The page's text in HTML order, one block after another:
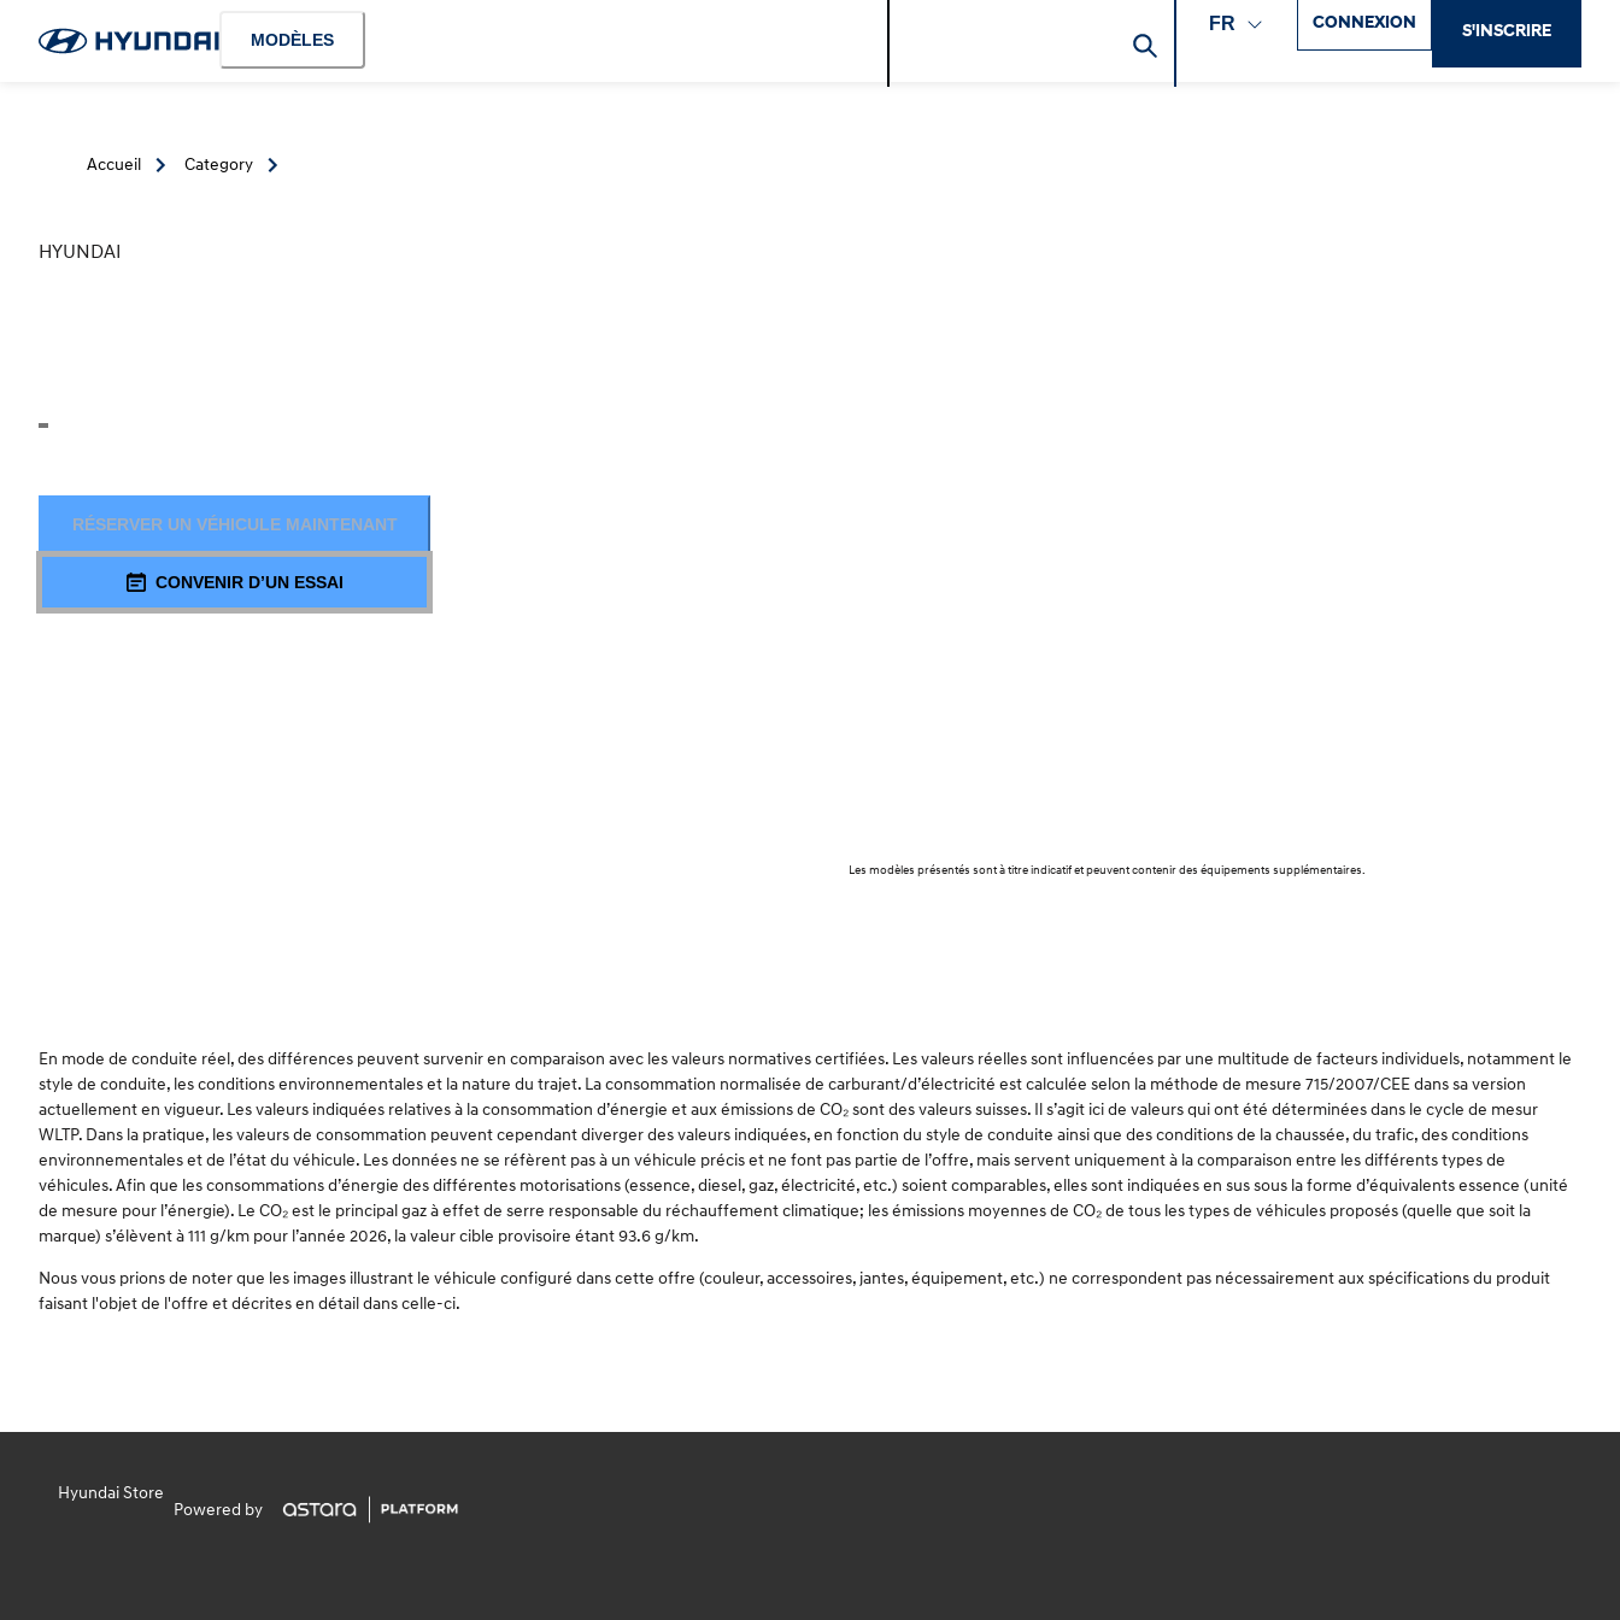
MODÈLES
FR CONNEXION S'INSCRIRE
Accueil Category
HYUNDAI
RÉSERVER UN VÉHICULE MAINTENANT
CONVENIR D’UN ESSAI
Les modèles présentés sont à titre indicatif et peuvent contenir des équipements supplémentaires.
En mode de conduite réel, des différences peuvent survenir en comparaison avec les valeurs normatives certifiées. Les valeurs réelles sont influencées par une multitude de facteurs individuels, notamment le
style de conduite, les conditions environnementales et la nature du trajet. La consommation normalisée de carburant/d’électricité est calculée selon la méthode de mesure 715/2007/CEE dans sa version
actuellement en vigueur. Les valeurs indiquées relatives à la consommation d’énergie et aux émissions de CO₂ sont des valeurs suisses. Il s’agit ici de valeurs qui ont été déterminées dans le cycle de mesur
WLTP. Dans la pratique, les valeurs de consommation peuvent cependant diverger des valeurs indiquées, en fonction du style de conduite ainsi que des conditions de la chaussée, du trafic, des conditions
environnementales et de l’état du véhicule. Les données ne se réfèrent pas à un véhicule précis et ne font pas partie de l’offre, mais servent uniquement à la comparaison entre les différents types de
véhicules. Afin que les consommations d’énergie des différentes motorisations (essence, diesel, gaz, électricité, etc.) soient comparables, elles sont indiquées en sus sous la forme d’équivalents essence (unité
de mesure pour l’énergie). Le CO₂ est le principal gaz à effet de serre responsable du réchauffement climatique; les émissions moyennes de CO₂ de tous les types de véhicules proposés (quelle que soit la
marque) s’élèvent à 111 g/km pour l’année 2026, la valeur cible provisoire étant 93.6 g/km.
Nous vous prions de noter que les images illustrant le véhicule configuré dans cette offre (couleur, accessoires, jantes, équipement, etc.) ne correspondent pas nécessairement aux spécifications du produit
faisant l'objet de l'offre et décrites en détail dans celle-ci.
Hyundai Store
Powered by